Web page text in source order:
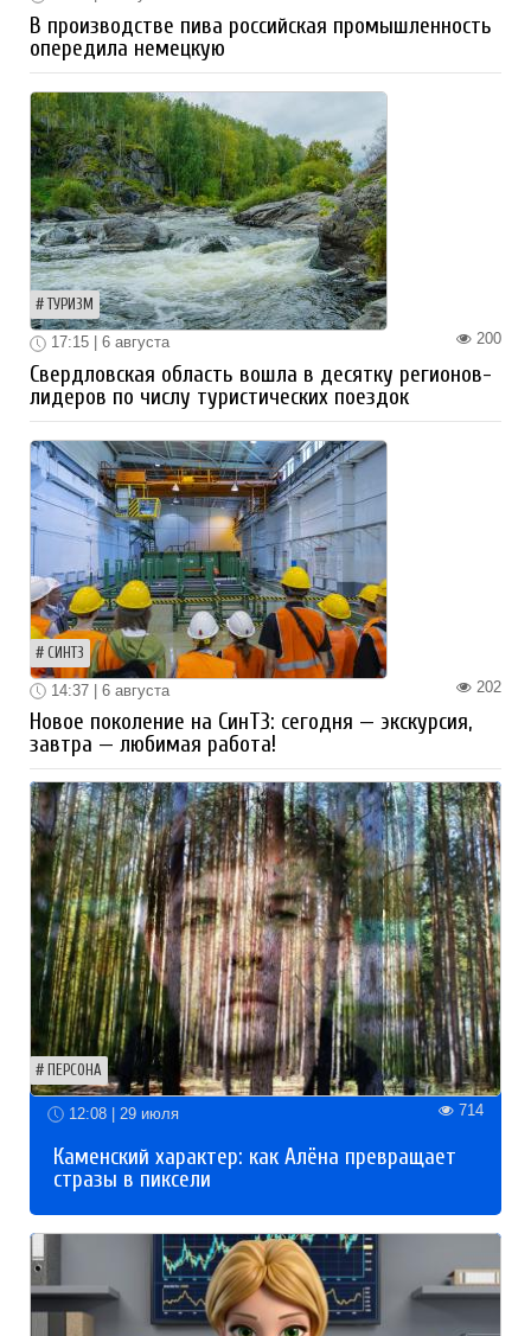
В производстве пива российская промышленность
опередила немецкую
ТУРИЗМ
200
17:15 | 6 августа
Свердловская область вошла в десятку регионов-
лидеров по числу туристических поездок
СИНТЗ
202
14:37 | 6 августа
Новое поколение на СинТЗ: сегодня — экскурсия,
завтра — любимая работа!
ПЕРСОНА
12:08 | 29 июля 714
Каменский характер: как Алёна превращает
стразы в пиксели